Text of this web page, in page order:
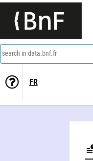
search in data.bnf.fr
FR